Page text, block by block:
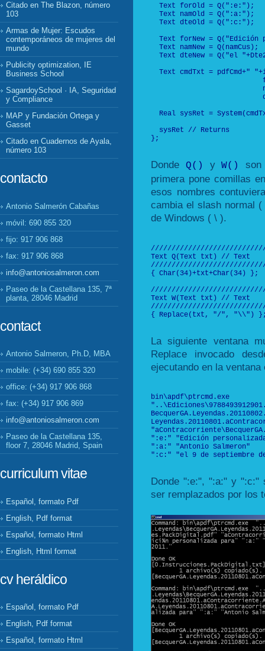
Citado en The Blazon, número
103
Armas de Mujer: Escudos
contemporáneos de mujeres del
mundo
Publicity optimization, IE
Business School
SagardoySchool · IA, Seguridad
y Compliance
MAP y Fundación Ortega y
Gasset
Citado en Cuadernos de Ayala,
número 103
contacto
Antonio Salmerón Cabañas
móvil: 690 855 320
fijo: 917 906 868
fax: 917 906 868
info@antoniosalmeron.com
Paseo de la Castellana 135, 7ª
planta, 28046 Madrid
contact
Antonio Salmeron, Ph.D, MBA
mobile: (+34) 690 855 320
office: (+34) 917 906 868
fax: (+34) 917 906 869
info@antoniosalmeron.com
Paseo de la Castellana 135,
floor 7, 28046 Madrid, Spain
curriculum vitae
Español, formato Pdf
English, Pdf format
Español, formato Html
English, Html format
cv heráldico
Español, formato Pdf
English, Pdf format
Español, formato Html
  Text forOld = Q(":e:");
  Text namOld = Q(":a:");
  Text dteOld = Q(":c:");
Text forNew = Q("Edición
  Text namNew = Q(namCus);
Text dteNew = Q("el
Text cmdTxt = pdfCmd+"
Real sysRet =
  sysRet // Returns
};
Donde Q() yW()
son
primera pone comillas
esos nombres
cambia el slash normal
de Windows ( \ ).
Text Q(Text txt) // Text
{ Char(34)+txt+Char(34) };
Text W(Text txt) // Text
{ Replace(txt, "/", "\\")
La siguiente ventana
Replace invocado
ejecutando en la ventana
bin\apdf\ptrcmd.exe
":e:" "Edición
":a:" "Antonio Salmeron"
":c:" "el 9 de septiembre
Donde ":e:", ":a:" y ":c:"
ser remplazados por los